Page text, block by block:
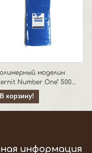
моделин
Number One" 500...
В корзину!
информация